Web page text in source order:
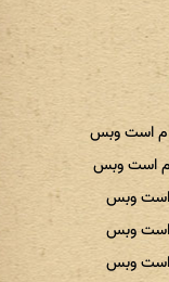
است وبس
است وبس
است وبس
است وبس
است وبس